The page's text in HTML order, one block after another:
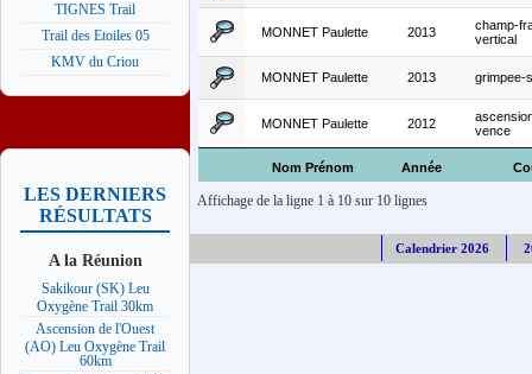
TIGNES Trail
Trail des Etoiles 05
KMV du Criou
LES DERNIERS
RÉSULTATS
A la Réunion
Sakikour (SK) Leu
Oxygène Trail 30km
Ascension de l'Ouest
(AO) Leu Oxygène Trail
60km
Nom Prénom Année
MONNET Paulette 2013
champ-
vertical
MONNET Paulette 2013 grimpee-
MONNET Paulette 2012
vence
Affichage de la ligne 1 à 10 sur 10 lignes
Calendrier 2026